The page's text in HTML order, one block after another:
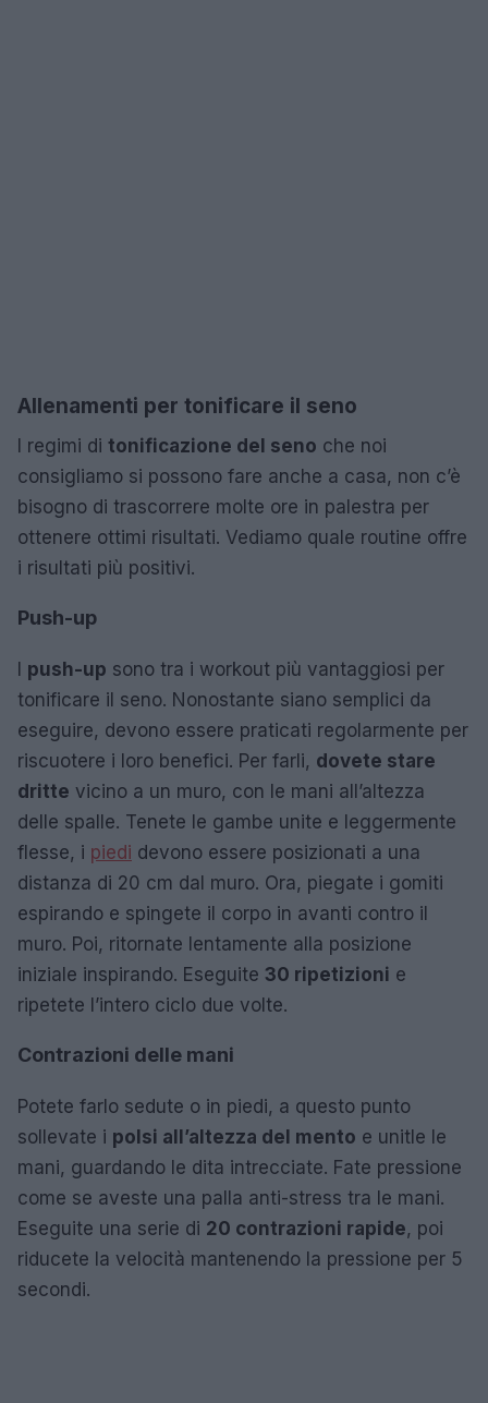
Allenamenti per tonificare il seno
I regimi di tonificazione del seno che noi
consigliamo si possono fare anche a casa, non c’è
bisogno di trascorrere molte ore in palestra per
ottenere ottimi risultati. Vediamo quale routine offre
i risultati più positivi.
Push-up
I push-up sono tra i workout più vantaggiosi per
tonificare il seno. Nonostante siano semplici da
eseguire, devono essere praticati regolarmente per
riscuotere i loro benefici. Per farli, dovete stare
dritte vicino a un muro, con le mani all’altezza
delle spalle. Tenete le gambe unite e leggermente
flesse, i piedi devono essere posizionati a una
distanza di 20 cm dal muro. Ora, piegate i gomiti
espirando e spingete il corpo in avanti contro il
muro. Poi, ritornate lentamente alla posizione
iniziale inspirando. Eseguite 30 ripetizioni e
ripetete l’intero ciclo due volte.
Contrazioni delle mani
Potete farlo sedute o in piedi, a questo punto
sollevate i polsi all’altezza del mento e unitle le
mani, guardando le dita intrecciate. Fate pressione
come se aveste una palla anti-stress tra le mani.
Eseguite una serie di 20 contrazioni rapide, poi
riducete la velocità mantenendo la pressione per 5
secondi.